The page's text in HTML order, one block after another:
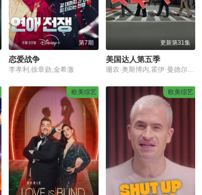
第7期
恋爱战争
李孝利,徐章勋,金希澈
更新第31集
美国达人第五季
欧美综艺 欧美综艺